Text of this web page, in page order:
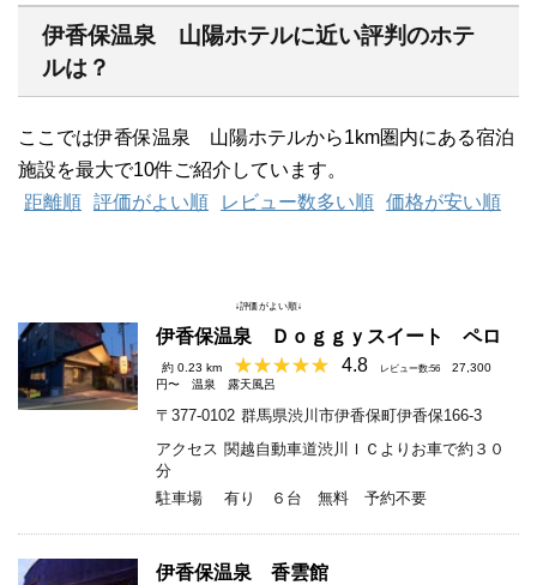
伊香保温泉 山陽ホテルに近い評判のホテ
ルは？
ここでは伊香保温泉 山陽ホテルから1km圏内にある宿泊
施設を最大で10件ご紹介しています。
距離順 評価がよい順 レビュー数多い順 価格が安い順
↓評価がよい順↓
伊香保温泉 Ｄｏｇｇｙスイート ペロ
約 0.23 km 4.8 レビュー数:56
27,300
円〜
温泉 露天風呂
〒377-0102 群馬県渋川市伊香保町伊香保166-3
アクセス 関越自動車道渋川ＩＣよりお車で約３０
分
駐車場
有り ６台 無料 予約不要
伊香保温泉 香雲館